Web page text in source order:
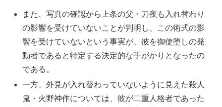
また、写真の確認から上条の父・刀夜も入れ替わり
の影響を受けていないことが判明し、この術式の影
響を受けていないという事実が、彼を御使堕しの発
動者であると特定する決定的な手がかりとなったの
である。
一方、外見が入れ替わっていないように見えた殺人
鬼・火野神作については、彼が二重人格者であった